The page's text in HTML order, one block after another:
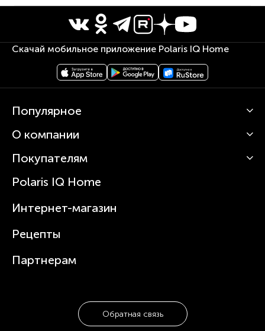
Скачай мобильное приложение Polaris IQ Home
Популярное
Кофемашины
Вертикальные пылесосы
Зубные щетки и ирригаторы
Увлажнители
Посуда
О компании
О Polaris
Статьи
Покупателям
Сервисные центры
Где купить
Polaris IQ Home
Интернет-магазин
Рецепты
Партнерам
Обратная связь